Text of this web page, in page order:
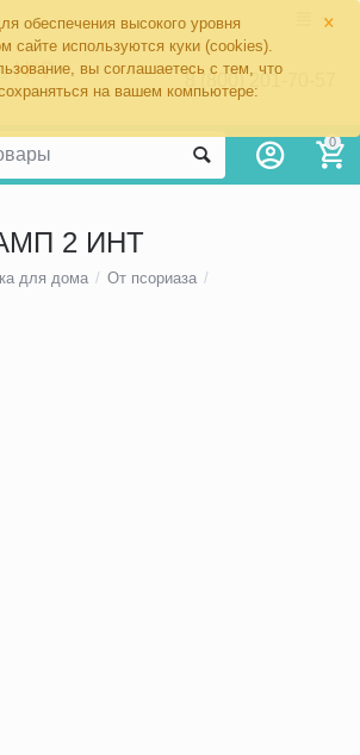
×
обеспечения высокого уровня
сайте используются куки (cookies).
вы соглашаетесь с тем, что
на вашем компьютере:
8 (800) 201-70-57
0
АМП 2 ИНТ
для дома / От псориаза /